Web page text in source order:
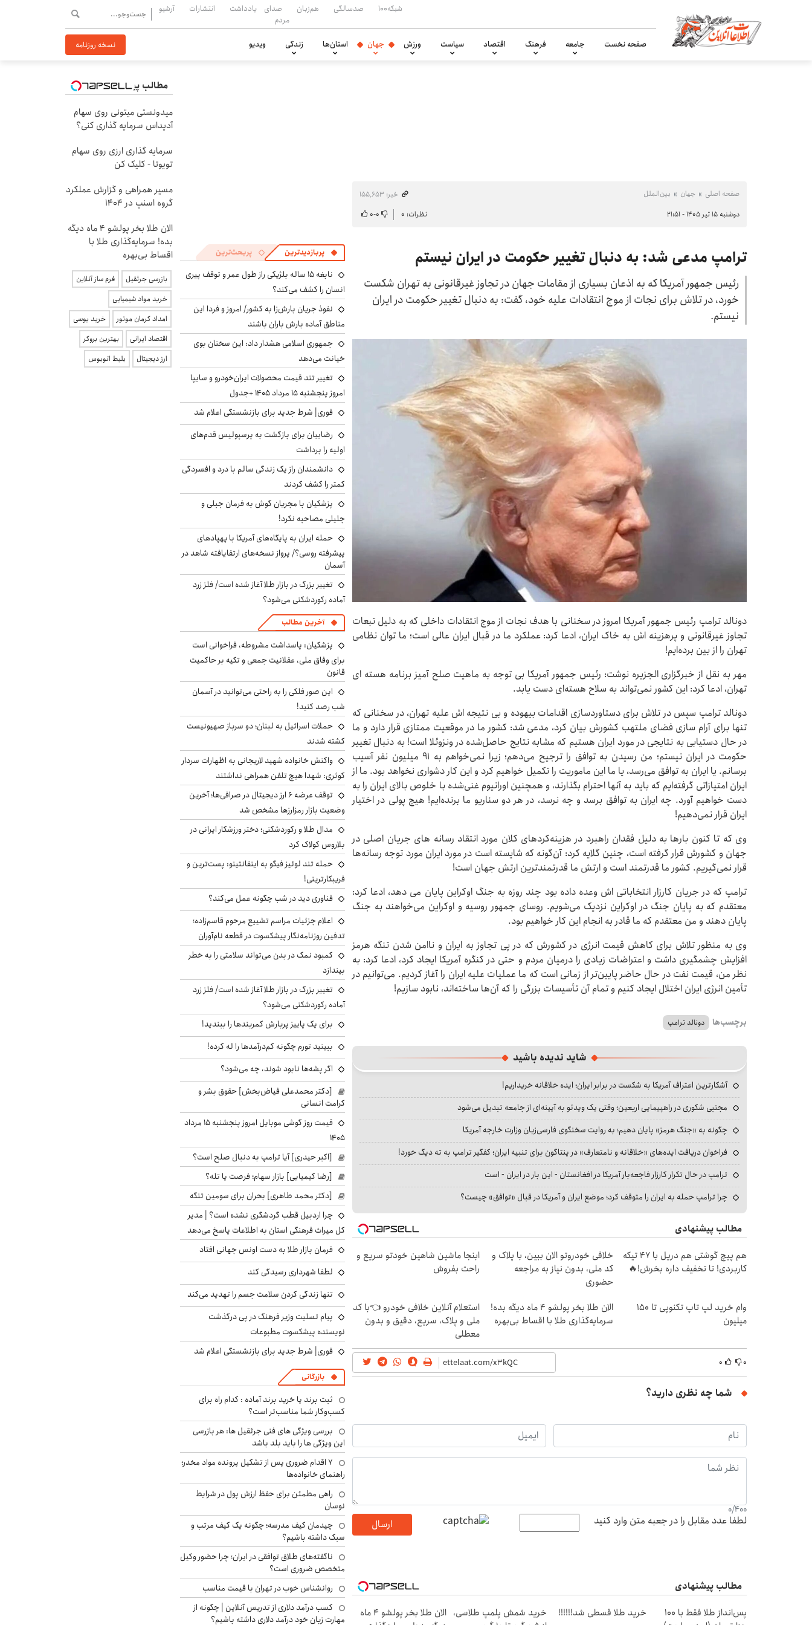
شبکه۱۰۰ صدسالگی هم‌زبان
صدای
مردم
یادداشت انتشارات آرشیو
صفحه نخست جامعه فرهنگ اقتصاد سیاست ورزش جهان استان‌ها زندگی ویدیو نسخه روزنامه
صفحه اصلی جهان بین‌الملل
خبر: ۱۵۵٬۶۵۳
دوشنبه ۱۵ تیر ۱۴۰۵ - ۲۱:۵۱
نظرات: ۰ ۰-۰
ترامپ مدعی شد: به دنبال تغییر حکومت در ایران نیستم
رئیس جمهور آمریکا که به اذعان بسیاری از مقامات جهان در تجاوز غیرقانونی به تهران شکست
خورد، در تلاش برای نجات از موج انتقادات علیه خود، گفت: به دنبال تغییر حکومت در ایران
نیستم.
دونالد ترامپ رئیس جمهور آمریکا امروز در سخنانی با هدف نجات از موج انتقادات داخلی که به دلیل تبعات
تجاوز غیرقانونی و پرهزینه اش به خاک ایران، ادعا کرد: عملکرد ما در قبال ایران عالی است؛ ما توان نظامی
تهران را از بین برده‌ایم!
مهر به نقل از خبرگزاری الجزیره نوشت: رئیس جمهور آمریکا بی توجه به ماهیت صلح آمیز برنامه هسته ای
تهران، ادعا کرد: این کشور نمی‌تواند به سلاح هسته‌ای دست یابد.
دونالد ترامپ سپس در تلاش برای دستاوردسازی اقدامات بیهوده و بی نتیجه اش علیه تهران، در سخنانی که
تنها برای آرام سازی فضای ملتهب کشورش بیان کرد، مدعی شد: کشور ما در موقعیت ممتازی قرار دارد و ما
در حال دستیابی به نتایجی در مورد ایران هستیم که مشابه نتایج حاصل‌شده در ونزوئلا است! به دنبال تغییر
حکومت در ایران نیستم؛ من رسیدن به توافق را ترجیح می‌دهم؛ زیرا نمی‌خواهم به ۹۱ میلیون نفر آسیب
برسانم. یا ایران به توافق می‌رسد، یا ما این ماموریت را تکمیل خواهیم کرد و این کار دشواری نخواهد بود. ما از
ایران امتیازاتی گرفته‌ایم که باید به آنها احترام بگذارند، و همچنین اورانیوم غنی‌شده با خلوص بالای ایران را به
دست خواهیم آورد. چه ایران به توافق برسد و چه نرسد، در هر دو سناریو ما برنده‌ایم! هیچ پولی در اختیار
ایران قرار نمی‌دهیم!
وی که تا کنون بارها به دلیل فقدان راهبرد در هزینه‌کردهای کلان مورد انتقاد رسانه های جریان اصلی در
جهان و کشورش قرار گرفته است، چنین گلایه کرد: آن‌گونه که شایسته است در مورد ایران مورد توجه رسانه‌ها
قرار نمی‌گیریم. کشور ما قدرتمند است و ارتش ما قدرتمندترین ارتش جهان است!
ترامپ که در جریان کارزار انتخاباتی اش وعده داده بود چند روزه به جنگ اوکراین پایان می دهد، ادعا کرد:
معتقدم که به پایان جنگ در اوکراین نزدیک می‌شویم. روسای جمهور روسیه و اوکراین می‌خواهند به جنگ
پایان دهند و من معتقدم که ما قادر به انجام این کار خواهیم بود.
وی به منظور تلاش برای کاهش قیمت انرژی در کشورش که در پی تجاوز به ایران و ناامن شدن تنگه هرمز
افزایش چشمگیری داشت و اعتراضات زیادی را درمیان مردم و حتی در کنگره آمریکا ایجاد کرد، ادعا کرد: به
نظر من، قیمت نفت در حال حاضر پایین‌تر از زمانی است که ما عملیات علیه ایران را آغاز کردیم. می‌توانیم در
تأمین انرژی ایران اختلال ایجاد کنیم و تمام آن تأسیسات بزرگی را که آن‌ها ساخته‌اند، نابود سازیم!
برچسب‌ها دونالد ترامپ
شاید ندیده باشید
آشکارترین اعتراف آمریکا به شکست در برابر ایران؛ ایده خلاقانه خریداریم!
مجتبی شکوری در راهپیمایی اربعین؛ وقتی یک ویدئو به آیینه‌ای از جامعه تبدیل می‌شود
چگونه به «جنگ هرمز» پایان دهیم؛ به روایت سخنگوی فارسی‌زبان وزارت خارجه آمریکا
فراخوان دریافت ایده‌های «خلاقانه و نامتعارف» در پنتاگون برای تنبیه ایران؛ کفگیر ترامپ به ته دیگ خورد!
ترامپ در حال تکرار کارزار فاجعه‌بار آمریکا در افغانستان - این بار در ایران - است
چرا ترامپ حمله به ایران را متوقف کرد؛ موضع ایران و آمریکا در قبال «توافق» چیست؟
مطالب پیشنهادی
هم پیچ گوشتی هم دریل با 47 تیکه
کاربردی! تا تخفیف داره بخرش!🔥
خلافی خودروتو الان ببین، با پلاک و
کد ملی، بدون نیاز به مراجعه
حضوری
ابنجا ماشین شاهین خودتو سریع و
راحت بفروش
وام خرید لپ تاپ تکنوپی تا 150
میلیون
الان طلا بخر پولشو 4 ماه دیگه بده!
سرمایه‌گذاری طلا با اقساط بی‌بهره
استعلام آنلاین خلافی خودرو 👈با کد
ملی و پلاک، سریع، دقیق و بدون
معطلی
۰ ۰
شما چه نظری دارید؟
0/400
لطفا عدد مقابل را در جعبه متن وارد کنید ارسال
مطالب پیشنهادی
پس‌انداز طلا فقط با ۱۰۰
خرید طلا قسطی شد!!!!!!
خرید شمش پلمپ طلاسی،
الان طلا بخر پولشو 4 ماه
پربازدیدترین پربحث‌ترین
نابغه ۱۵ ساله بلژیکی راز طول عمر و توقف پیری
انسان را کشف می‌کند؟
نفوذ جریان بارش‌زا به کشور/ امروز و فردا این
مناطق آماده بارش باران باشند
جمهوری اسلامی هشدار داد: این سخنان بوی
خیانت می‌دهد
تغییر تند قیمت محصولات ایران‌خودرو و سایپا
امروز پنجشنبه ۱۵ مرداد ۱۴۰۵ +جدول
فوری| شرط جدید برای بازنشستگی اعلام شد
رضاییان برای بازگشت به پرسپولیس قدم‌های
اولیه را برداشت
دانشمندان راز یک زندگی سالم با درد و افسردگی
کمتر را کشف کردند
پزشکیان با مجریان گوش به فرمان جبلی و
جلیلی مصاحبه نکرد!
حمله ایران به پایگاه‌های آمریکا با پهپادهای
پیشرفته روسی؟/ پرواز نسخه‌های ارتقایافته شاهد در
آسمان
تغییر بزرگ در بازار طلا آغاز شده است/ فلز زرد
آماده رکوردشکنی می‌شود؟
آخرین مطالب
پزشکیان: پاسداشت مشروطه، فراخوانی است
برای وفاق ملی، عقلانیت جمعی و تکیه بر حاکمیت
قانون
این صور فلکی را به راحتی می‌توانید در آسمان
شب رصد کنید!
حملات اسرائیل به لبنان؛ دو سرباز صهیونیست
کشته شدند
واکنش خانواده شهید لاریجانی به اظهارات سردار
کوثری: شهدا هیچ تلفن همراهی نداشتند
توقف عرضه ۶ ارز دیجیتال در صرافی‌ها؛ آخرین
وضعیت بازار رمزارزها مشخص شد
مدال طلا و رکوردشکنی؛ دختر ورزشکار ایرانی در
بلاروس کولاک کرد
حمله تند لوئیز فیگو به اینفانتینو: پست‌ترین و
فریبکارترینی!
فناوری دید در شب چگونه عمل می‌کند؟
اعلام جزئیات مراسم تشییع مرحوم قاسم‌زاده؛
تدفین روزنامه‌نگار پیشکسوت در قطعه نام‌آوران
کمبود نمک در بدن می‌تواند سلامتی را به خطر
بیندازد
تغییر بزرگ در بازار طلا آغاز شده است/ فلز زرد
آماده رکوردشکنی می‌شود؟
برای یک پاییز پربارش کمربندها را ببندید!
ببینید تورم چگونه کم‌درآمدها را له کرده!
اگر پشه‌ها نابود شوند، چه می‌شود؟
[دکتر محمدعلی فیاض‌بخش] حقوق بشر و
کرامت انسانی
قیمت روز گوشی موبایل امروز پنجشنبه ۱۵ مرداد
۱۴۰۵
[اکبر حیدری] آیا ترامپ به دنبال صلح است؟
[رضا کیمیایی] بازار سهام؛ فرصت یا تله؟
[دکتر محمد طاهری] بحران برای سومین تنگه
چرا اردبیل قطب گردشگری نشده است؟ | مدیر
کل میراث فرهنگی استان به اطلاعات پاسخ می‌دهد
فرمان بازار طلا به دست اونس جهانی افتاد
لطفا شهرداری رسیدگی کند
تنها زندگی کردن سلامت جسم را تهدید می‌کند
پیام تسلیت وزیر فرهنگ در پی درگذشت
نویسنده پیشکسوت مطبوعات
فوری| شرط جدید برای بازنشستگی اعلام شد
بازرگانی
ثبت برند یا خرید برند آماده : کدام راه برای
کسب‌وکار شما مناسب‌تر است؟
بررسی ویژگی های فنی جرثقیل ها: هر بازرسی
این ویژگی ها را باید بلد باشد
۷ اقدام ضروری پس از تشکیل پرونده مواد مخدر؛
راهنمای خانواده‌ها
راهی مطمئن برای حفظ ارزش پول در شرایط
نوسان
چیدمان کیف مدرسه؛ چگونه یک کیف مرتب و
سبک داشته باشیم؟
ناگفته‌های طلاق توافقی در ایران؛ چرا حضور وکیل
متخصص ضروری است؟
روانشناس خوب در تهران با قیمت مناسب
کسب درآمد دلاری از تدریس آنلاین | چگونه از
مهارت زبان خود درآمد دلاری داشته باشیم؟
مطالب پیشنهادی
میدونستی میتونی روی سهام
آدیداس سرمایه گذاری کنی؟
سرمایه گذاری ارزی روی سهام
تویوتا - کلیک کن
مسیر همراهی و گزارش عملکرد
گروه اسنپ در ۱۴۰۴
الان طلا بخر پولشو 4 ماه دیگه
بده! سرمایه‌گذاری طلا با
اقساط بی‌بهره
بازرسی جرثقیل
فرم ساز آنلاین
خرید مواد شیمیایی
امداد کرمان موتور
خرید یوسی
اقتصاد ایرانی
بهترین بروکر
ارز دیجیتال
بلیط اتوبوس